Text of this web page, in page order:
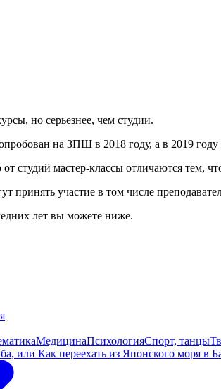
но серьезнее, чем студии.
на ЗПШ в 2018 году, а в 2019
мастер-классы отличаются тем,
принять участие в том числе
лет вы можете ниже.
МедицинаПсихологияСпорт, танцы
или Как переехать из Японского моря в